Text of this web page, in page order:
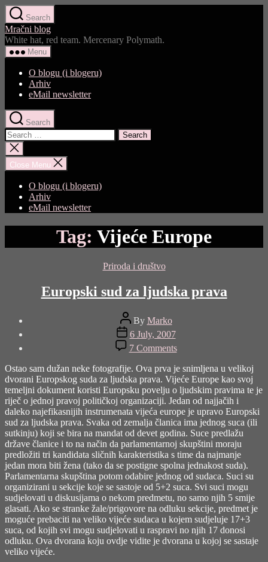
Skip
to
the
content
Search
Mračni blog
White hat, red team. Mercenary Polymath.
Menu
O blogu (i blogeru)
Arhiv
eMail newsletter
Search
Search
for:
Close
search
Close Menu
O blogu (i blogeru)
Arhiv
eMail newsletter
Tag: Vijeće Europe
Categories
Priroda i društvo
Europski sud za ljudska prava
Post
author
By Marko
Post
date
6 July, 2007
7 Commentson
Europski
sud
za
ljudska
prava
Ostao sam dužan neke fotografije. Ova prva je snimljena u velikoj
dvorani Europskog suda za ljudska prava. Vijeće Europe kao svoj
temeljni dokument koristi Europsku povelju o ljudskim pravima te je
riječ o jednoj pravoj političkoj organizaciji. Jedan od najjačih i
daleko najefikasnijih instrumenata vijeća europe je upravo Europski
sud za ljudska prava. Svaka od zemalja članica ima jednog suca (ili
sutkinju) koji se bira na mandat od devet godina. Suce predlažu
države članice i to na način da parlamentarnoj skupštini moraju
predložiti tri kandidata sličnih karakteristika s time da najmanje
jedan mora biti žena (tako da se postigne spolna jednakost suda).
Parlamentarna skupština potom odabire jednog od sudaca. Suci su
organizirani u sekcije koje se sastoje od 5+2 suca. Svi suci mogu
sudjelovati u diskusijama o nekom predmetu, no samo njih 5 smije
glasati. Ako se stranke žale/prigovore na odluku sekcije, predmet je
moguće prebaciti na veliko vijeće sudaca u kojem sudjeluje 17+3
suca, od kojih svi mogu sudjelovati u raspravi no njih 17 donosi
odluku. Ova dvorana koju ovdje vidite je dvorana u kojoj se sastaje
veliko vijeće.